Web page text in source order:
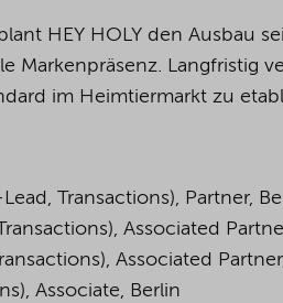
HEY HOLY den Ausbau
Markenpräsenz. Langfristig
im Heimtiermarkt zu
Transactions), Partner,
Associated
Associated
Associate, Berlin